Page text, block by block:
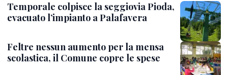
Temporale colpisce la seggiovia Pioda,
evacuato l’impianto a Palafavera
Feltre nessun aumento per la mensa
scolastica, il Comune copre le spese